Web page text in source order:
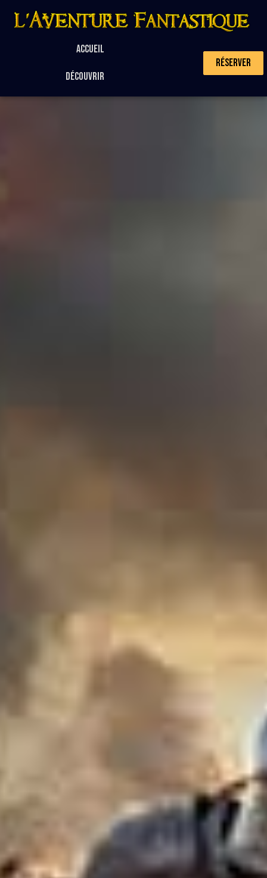
Accueil
Découvrir
Réserver